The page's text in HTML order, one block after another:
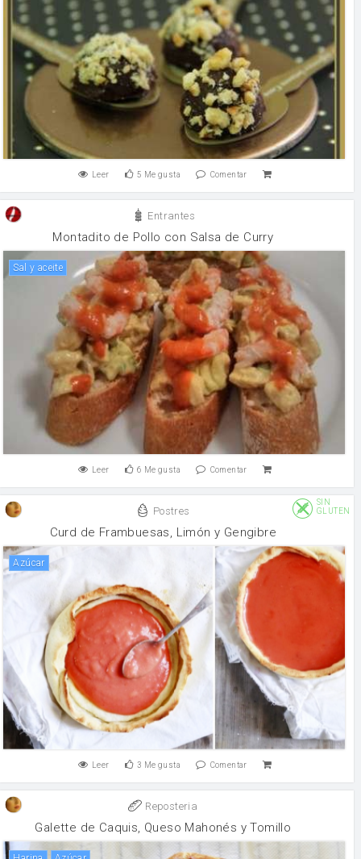
Leer 5 Me gusta Comentar
Entrantes
Montadito de Pollo con Salsa de Curry
Sal y aceite
Leer 6 Me gusta Comentar
Postres
SIN
GLUTEN
Curd de Frambuesas, Limón y Gengibre
Azúcar
Leer 3 Me gusta Comentar
Reposteria
Galette de Caquis, Queso Mahonés y Tomillo